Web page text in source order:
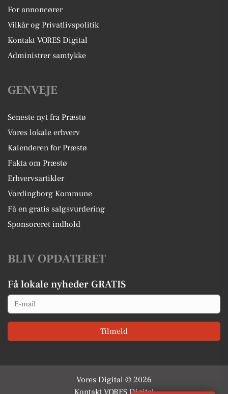
For annoncører
Vilkår og Privatlivspolitik
Kontakt VORES Digital
Administrer samtykke
GENVEJE
Seneste nyt fra Præstø
Vores lokale erhverv
Kalenderen for Præstø
Fakta om Præstø
Erhvervsartikler
Vordingborg Kommune
Få en gratis salgsvurdering
Sponsoreret indhold
BLIV OPDATERET
Få lokale nyheder GRATIS
Email
Tilmeld
Vores Digital © 2026
Kontakt VORES Digital